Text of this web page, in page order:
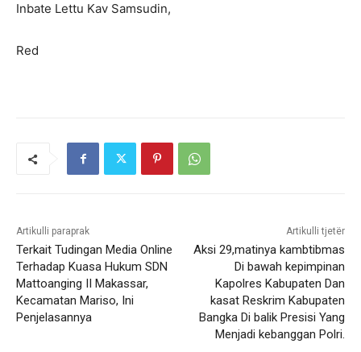
Inbate Lettu Kav Samsudin,
Red
Artikulli paraprak
Terkait Tudingan Media Online
Terhadap Kuasa Hukum SDN
Mattoanging II Makassar,
Kecamatan Mariso, Ini
Penjelasannya
Artikulli tjetër
Aksi 29,matinya kambtibmas
Di bawah kepimpinan
Kapolres Kabupaten Dan
kasat Reskrim Kabupaten
Bangka Di balik Presisi Yang
Menjadi kebanggan Polri.